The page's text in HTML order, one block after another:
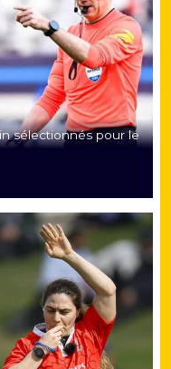
sélectionnés pour le